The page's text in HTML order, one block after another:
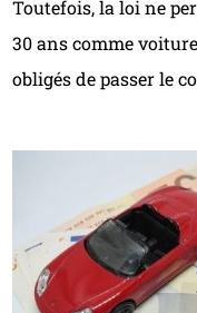
Toutefois, la loi ne
30 ans comme
obligés de passer le